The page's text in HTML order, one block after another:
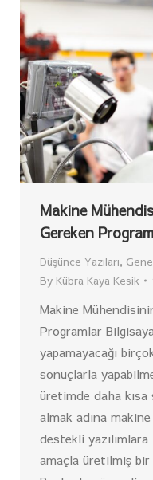
Makine
Gereken
Düşünce Yazıları,
By Kübra Kaya Kesik
Makine
Programlar
yapamayacağı
sonuçlarla
üretimde daha
almak adına
destekli
amaçla üretilmiş bir